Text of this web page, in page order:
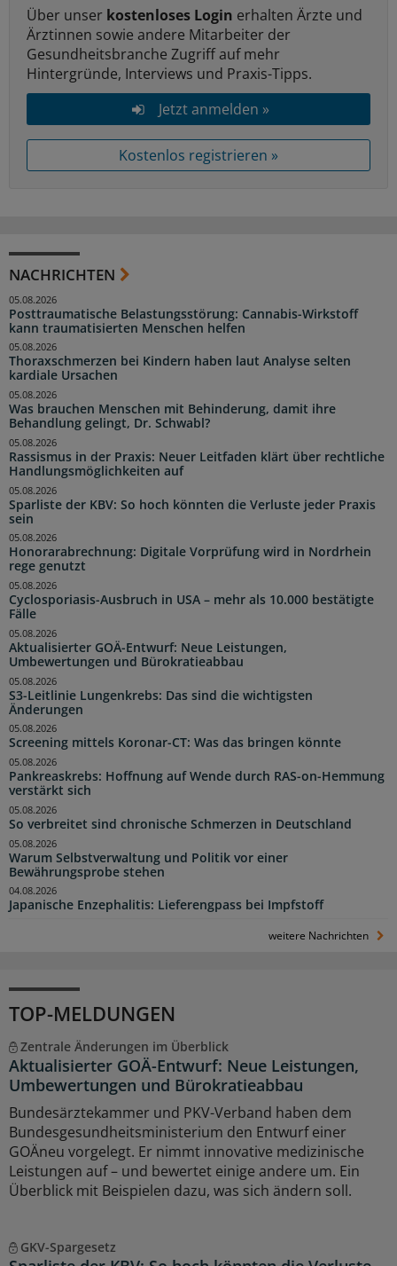
Über unser kostenloses Login erhalten Ärzte und
Ärztinnen sowie andere Mitarbeiter der
Gesundheitsbranche Zugriff auf mehr
Hintergründe, Interviews und Praxis-Tipps.
Jetzt anmelden »
Kostenlos registrieren »
NACHRICHTEN
Posttraumatische Belastungsstörung: Cannabis-Wirkstoff
kann traumatisierten Menschen helfen
05.08.2026
Thoraxschmerzen bei Kindern haben laut Analyse selten
kardiale Ursachen
05.08.2026
Was brauchen Menschen mit Behinderung, damit ihre
Behandlung gelingt, Dr. Schwabl?
05.08.2026
Rassismus in der Praxis: Neuer Leitfaden klärt über rechtliche
Handlungsmöglichkeiten auf
05.08.2026
Sparliste der KBV: So hoch könnten die Verluste jeder Praxis
sein
05.08.2026
Honorarabrechnung: Digitale Vorprüfung wird in Nordrhein
rege genutzt
05.08.2026
Cyclosporiasis-Ausbruch in USA – mehr als 10.000 bestätigte
Fälle
05.08.2026
Aktualisierter GOÄ-Entwurf: Neue Leistungen,
Umbewertungen und Bürokratieabbau
05.08.2026
S3-Leitlinie Lungenkrebs: Das sind die wichtigsten
Änderungen
05.08.2026
Screening mittels Koronar-CT: Was das bringen könnte
05.08.2026
Pankreaskrebs: Hoffnung auf Wende durch RAS-on-Hemmung
verstärkt sich
05.08.2026
So verbreitet sind chronische Schmerzen in Deutschland
05.08.2026
Warum Selbstverwaltung und Politik vor einer
Bewährungsprobe stehen
05.08.2026
Japanische Enzephalitis: Lieferengpass bei Impfstoff
04.08.2026
weitere Nachrichten
TOP-MELDUNGEN
Zentrale Änderungen im Überblick
Aktualisierter GOÄ-Entwurf: Neue Leistungen,
Umbewertungen und Bürokratieabbau
Bundesärztekammer und PKV-Verband haben dem
Bundesgesundheitsministerium den Entwurf einer
GOÄneu vorgelegt. Er nimmt innovative medizinische
Leistungen auf – und bewertet einige andere um. Ein
Überblick mit Beispielen dazu, was sich ändern soll.
GKV-Spargesetz